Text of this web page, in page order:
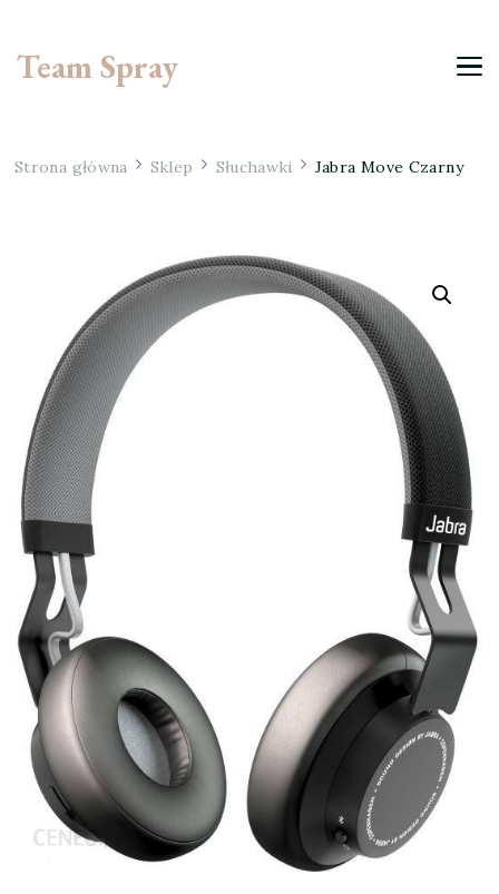
Team Spray
Strona główna Sklep Słuchawki Jabra Move Czarny